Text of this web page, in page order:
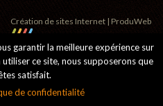
Création de sites Internet | ProduWeb
garantir la meilleure expérience sur
ce site, nous supposerons que
satisfait.
de confidentialité